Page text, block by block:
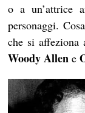
o a un’attrice
personaggi.
che si affeziona
Woody Allen e